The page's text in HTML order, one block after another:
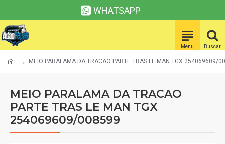
WHATSAPP
MEIO PARALAMA DA TRACAO PARTE TRAS LE MAN TGX 254069609/
MEIO PARALAMA DA TRACAO
PARTE TRAS LE MAN TGX
254069609/008599